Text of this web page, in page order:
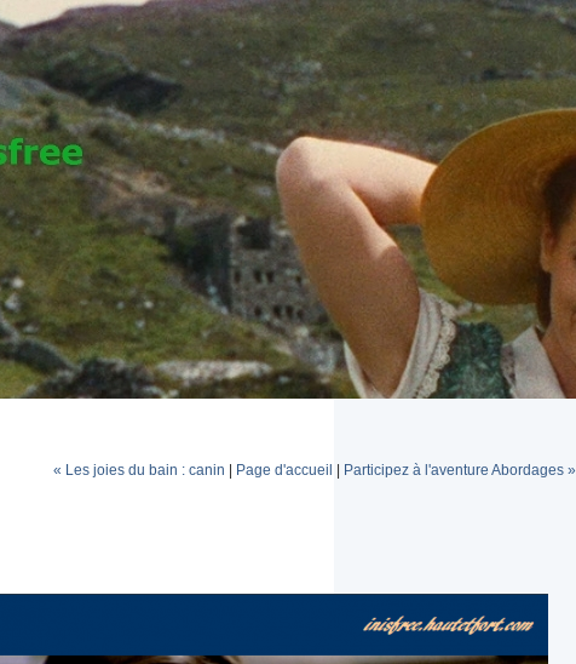
« Les joies du bain : canin Page d'accueil Participez à l'aventure Abordages »